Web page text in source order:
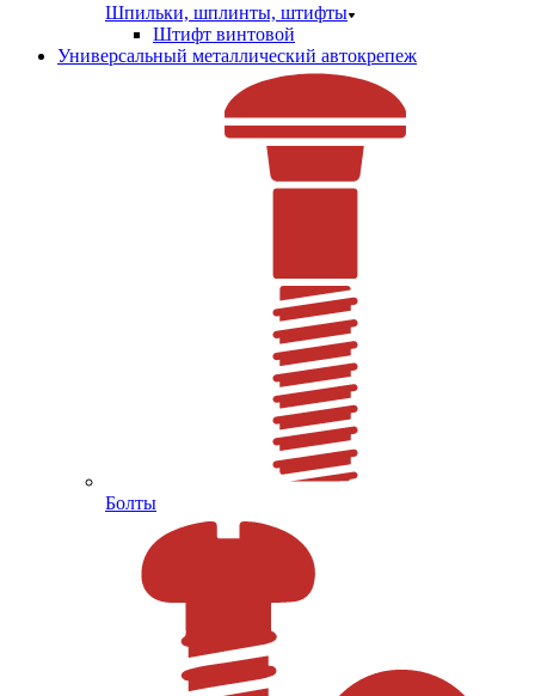
Шпильки, шплинты, штифты
Штифт винтовой
Универсальный металлический автокрепеж
Болты